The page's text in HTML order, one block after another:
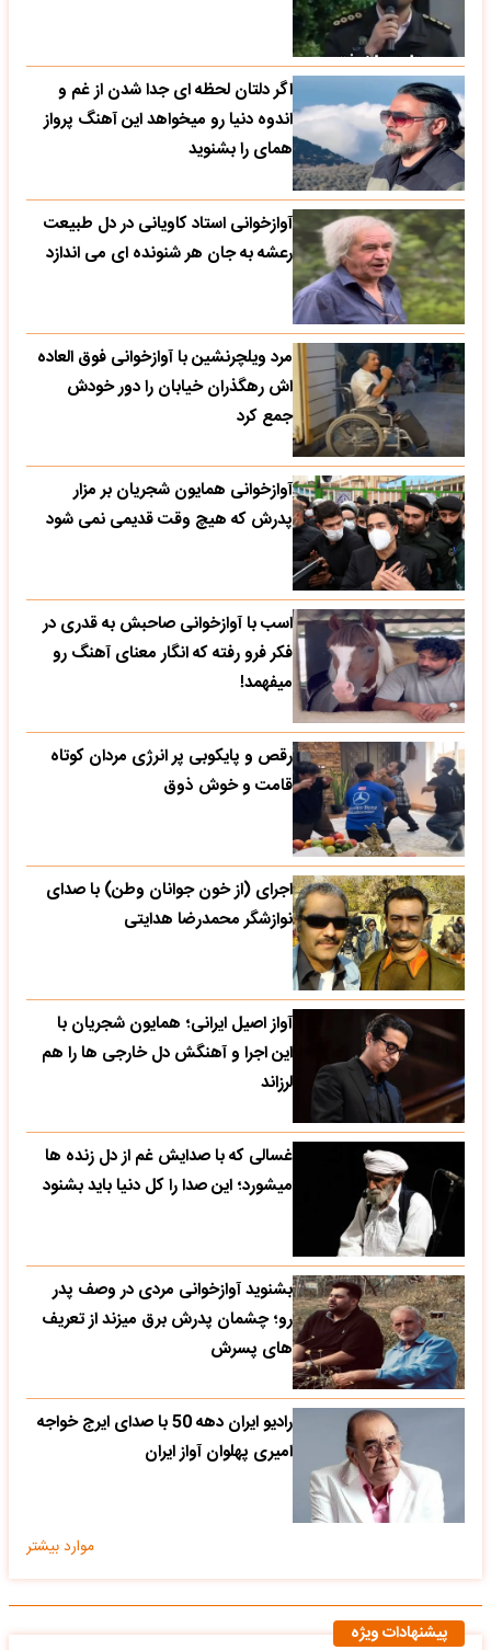
اگر دلتان لحظه ای جدا شدن از غم و
اندوه دنیا رو میخواهد این آهنگ پرواز
همای را بشنوید
آوازخوانی استاد کاویانی در دل طبیعت
رعشه به جان هر شنونده ای می اندازد
مرد ویلچرنشین با آوازخوانی فوق العاده
اش رهگذران خیابان را دور خودش
جمع کرد
آوازخوانی همایون شجریان بر مزار
پدرش که هیچ وقت قدیمی نمی شود
اسب با آوازخوانی صاحبش به قدری در
فکر فرو رفته که انگار معنای آهنگ رو
میفهمد!
رقص و پایکوبی پر انرژی مردان کوتاه
قامت و خوش ذوق
اجرای (از خون جوانان وطن) با صدای
نوازشگر محمدرضا هدایتی
آواز اصیل ایرانی؛ همایون شجریان با
این اجرا و آهنگش دل خارجی ها را هم
لرزاند
غسالی که با صدایش غم از دل زنده ها
میشورد؛ این صدا را کل دنیا باید بشنود
بشنوید آوازخوانی مردی در وصف پدر
رو؛ چشمان پدرش برق میزند از تعریف
های پسرش
رادیو ایران دهه 50 با صدای ایرج خواجه
امیری پهلوان آواز ایران
موارد بیشتر
پیشنهادات ویژه